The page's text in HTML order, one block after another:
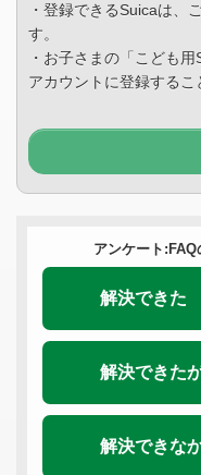
・登録できるSuicaは、
す。
・お子さまの「こども
アカウントに登録するこ
アンケート
解決できた
解決できた
解決できな